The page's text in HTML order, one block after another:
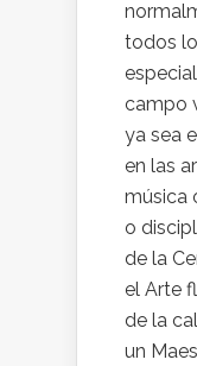
todos
campo
ya sea
en las
música
o
de la
el Arte
de la
un